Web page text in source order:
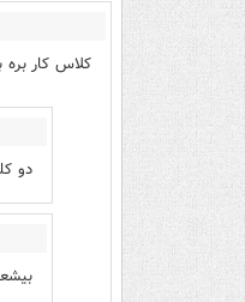
کلاس کار بره
دو